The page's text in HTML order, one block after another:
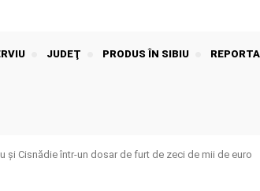
JUDEŢ PRODUS ÎN SIBIU
și Cisnădie într-un dosar de furt de zeci de mii de euro